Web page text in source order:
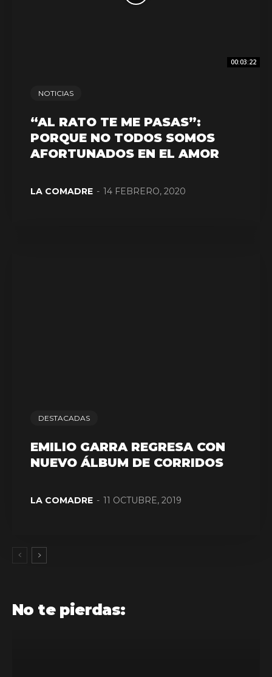
00:03:22
NOTICIAS
“AL RATO TE ME PASAS”:
PORQUE NO TODOS SOMOS
AFORTUNADOS EN EL AMOR
LA COMADRE - 14 FEBRERO, 2020
DESTACADAS
EMILIO GARRA REGRESA CON
NUEVO ÁLBUM DE CORRIDOS
LA COMADRE - 11 OCTUBRE, 2019
No te pierdas: